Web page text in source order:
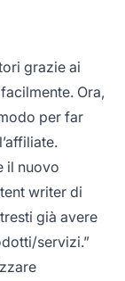
grazie ai
Ora,
per far
il nuovo
writer di
già avere
servizi.”